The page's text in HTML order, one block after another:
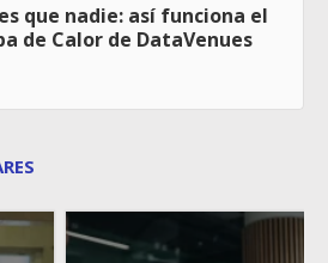
que nadie: así funciona el
de Calor de DataVenues